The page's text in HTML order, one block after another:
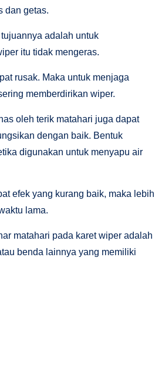
dan getas.
adalah untuk
itu tidak mengeras.
rusak. Maka untuk menjaga
memberdirikan wiper.
oleh terik matahari juga dapat
dengan baik. Bentuk
digunakan untuk menyapu air
efek yang kurang baik, maka lebih
lama.
matahari pada karet wiper adalah
benda lainnya yang memiliki